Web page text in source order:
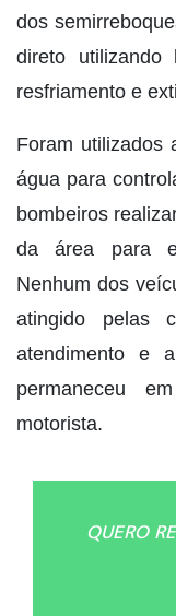
dos
direto
resfriamento e
Foram utilizados
água para
bombeiros
da área para
Nenhum dos
atingido pelas
atendimento e
permaneceu
motorista.
QUERO